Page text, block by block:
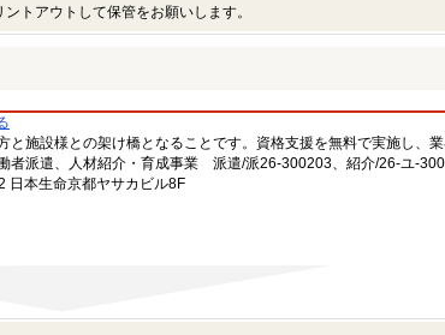
トアウトして保管をお願いします。
と施設様との架け橋となることです。資格支援を無料で実施し、
者派遣、人材紹介・育成事業 派遣/派26-300203、紹介/26-ユ-
日本生命京都ヤサカビル8F